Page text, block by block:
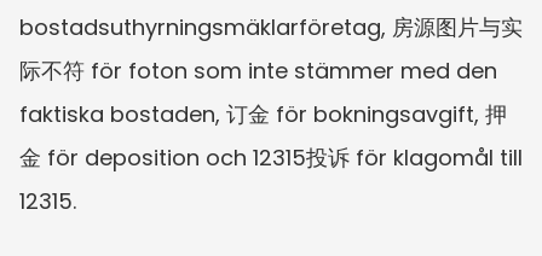
bostadsuthyrningsmäklarföretag, 房源图片与实
际不符 för foton som inte stämmer med den
faktiska bostaden, 订金 för bokningsavgift, 押
金 för deposition och 12315投诉 för klagomål till
12315.